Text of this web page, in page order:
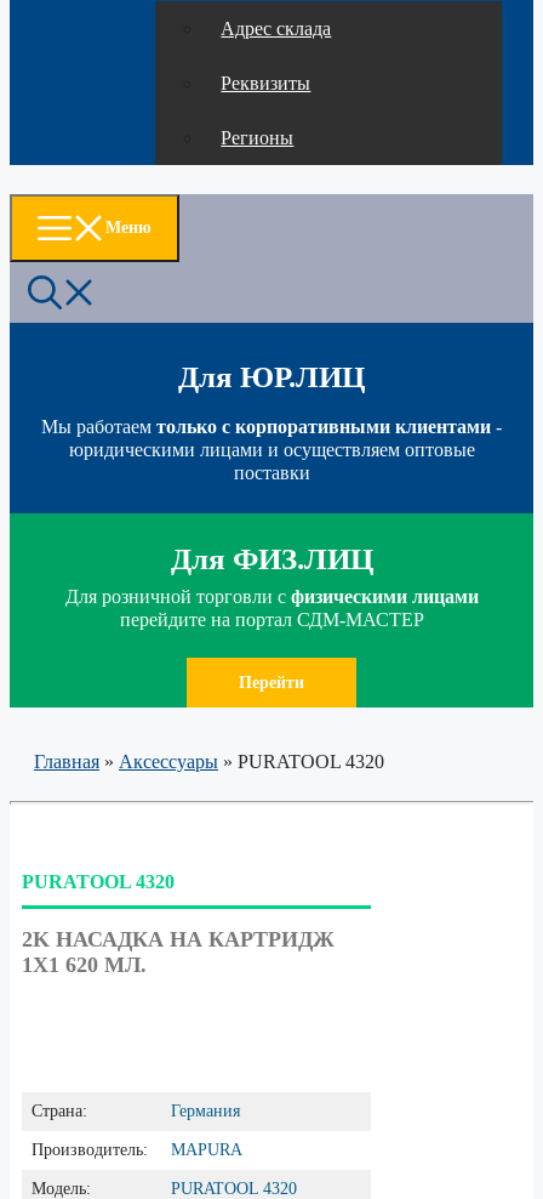
Адрес склада
Реквизиты
Регионы
Меню
Для ЮР.ЛИЦ
Мы работаем только с корпоративными клиентами -
юридическими лицами и осуществляем оптовые
поставки
Для ФИЗ.ЛИЦ
Для розничной торговли с физическими лицами
перейдите на портал СДМ-МАСТЕР
Перейти
Главная » Аксессуары » PURATOOL 4320
PURATOOL 4320
2K НАСАДКА НА КАРТРИДЖ
1Х1 620 МЛ.
Страна: Германия
Производитель: MAPURA
Модель: PURATOOL 4320